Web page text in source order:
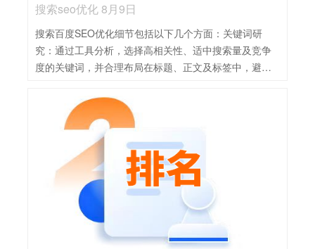
搜索seo优化 8月9日
搜索百度SEO优化细节包括以下几个方面：关键词研
究：通过工具分析，选择高相关性、适中搜索量及竞争
度的关键词，并合理布局在标题、正文及标签中，避免
确保内容丰富、多样，满足用户需求，同时优化标题和
描述，增加吸引力。网站结构优化：设计清晰、简洁的
导航和URL结构，确保网站快速加载且易于搜索引擎抓
取和索引。用户体验：注重移动端体验，确保网站在不
同设备上均能良好展示，同时提升网站速度，减少加载
时间。外部链接：积极获取高质量外链，提高网站权威
性和排名，同时避免黑帽SEO行为。